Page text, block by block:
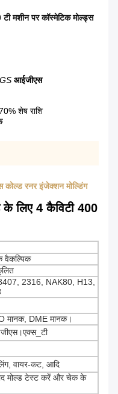
मशीन पर कॉस्मेटिक मोल्ड्स
आईजीएस
शेष राशि
कोल्ड रनर इंजेक्शन मोल्डिंग
लिए 4 कैविटी 400
वैकल्पिक
2316, NAK80, H13,
मानक, DME मानक।
वायर-कट, आदि
मोल्ड टेस्ट करें और चेक के